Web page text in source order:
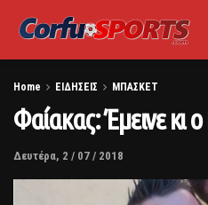
Home ΕΙΔΗΣΕΙΣ ΜΠΑΣΚΕΤ
Φαίακας: Έμεινε κι
Δευτέρα, 2 / 07 / 2018